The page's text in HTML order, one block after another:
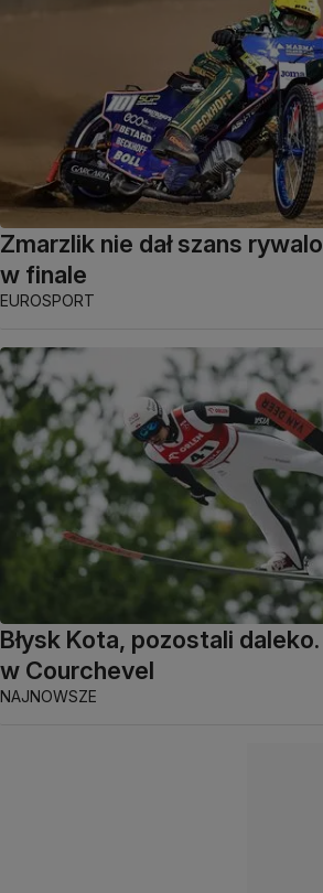
Zmarzlik nie dał szans
w finale
EUROSPORT
Błysk Kota, pozostali
w Courchevel
NAJNOWSZE